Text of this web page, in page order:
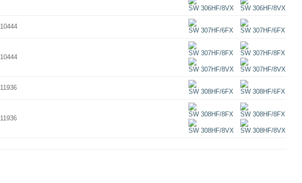
SW 306HF/8VX SW 306HF/8VX
10444
SW 307HF/6FX SW 307HF/6FX
10444 SW 307HF/8FX
SW 307HF/8VX
SW 307HF/8FX
SW 307HF/8VX
11936
SW 308HF/6FX SW 308HF/6FX
11936 SW 308HF/8FX
SW 308HF/8VX
SW 308HF/8FX
SW 308HF/8VX